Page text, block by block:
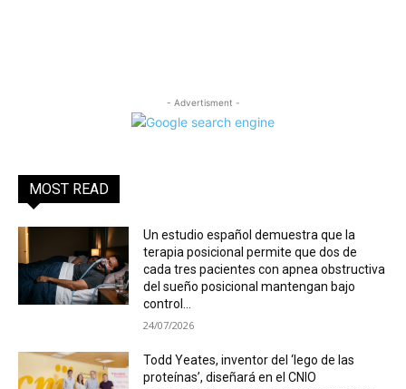
- Advertisment -
MOST READ
Un estudio español demuestra que la
terapia posicional permite que dos de
cada tres pacientes con apnea obstructiva
del sueño posicional mantengan bajo
control...
24/07/2026
Todd Yeates, inventor del ‘lego de las
proteínas’, diseñará en el CNIO